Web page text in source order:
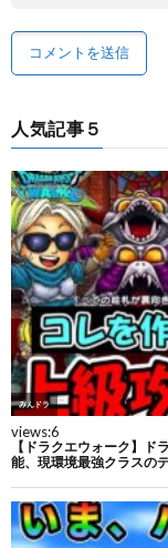
人気記事５